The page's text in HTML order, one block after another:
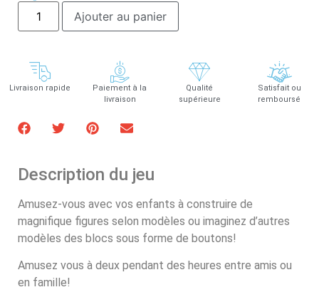
Ajouter au panier
Livraison rapide
Paiement à la
livraison
Qualité
supérieure
Satisfait ou
remboursé
Description du jeu
Amusez-vous avec vos enfants à construire de
magnifique figures selon modèles ou imaginez d’autres
modèles des blocs sous forme de boutons!
Amusez vous à deux pendant des heures entre amis ou
en famille!